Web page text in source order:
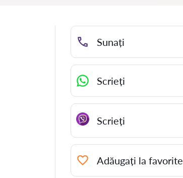
Sunați
Scrieți
Scrieți
Adăugați la favorite